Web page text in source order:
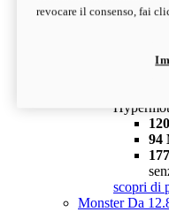
configura
94
scopri di
MonsterDa
revocare il consenso, fai